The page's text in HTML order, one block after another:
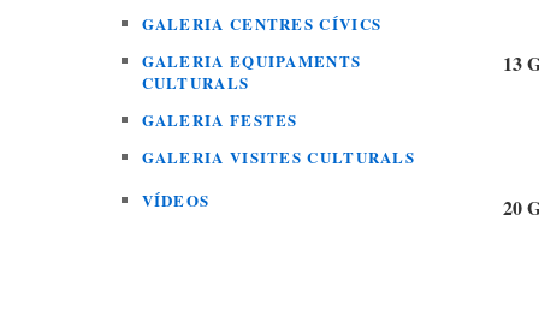
13
20
GALERIA CENTRES CÍVICS
GALERIA EQUIPAMENTS
CULTURALS
GALERIA FESTES
GALERIA VISITES CULTURALS
VÍDEOS